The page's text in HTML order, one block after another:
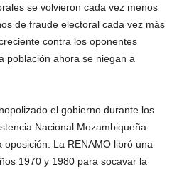
se volvieron cada vez menos
de fraude electoral cada vez más
contra los oponentes
población ahora se niegan a
el gobierno durante los
Nacional Mozambiqueña
La RENAMO libró una
1970 y 1980 para socavar la